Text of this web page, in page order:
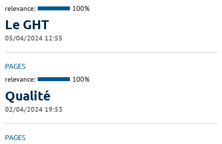
relevance: 100%
Le GHT
05/04/2024 12:55
PAGES
relevance: 100%
Qualité
02/04/2024 19:53
PAGES